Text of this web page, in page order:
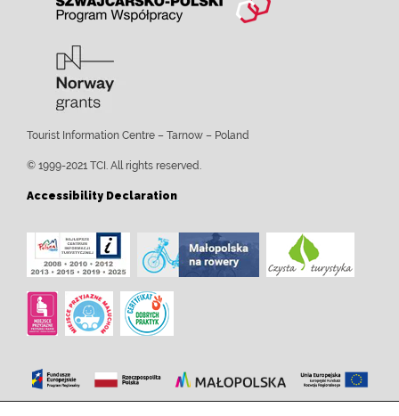
Tourist Information Centre – Tarnow – Poland
© 1999-2021 TCI. All rights reserved.
Accessibility Declaration